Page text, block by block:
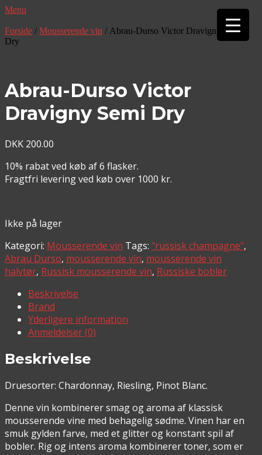
Menu
Forside / Mousserende vin / Abrau-Durso Victor Dravigny Semi
Dry
Abrau-Durso Victor
Dravigny Semi Dry
DKK 200.00
10% rabat ved køb af 6 flasker.
Fragtfri levering ved køb over 1000 kr.
Ikke på lager
Kategori: Mousserende vin Tags: "russisk champagne",
Abrau Durso, mousserende vin, mousserende vin
halvtør, Russisk mousserende vin, Russiske bobler
Beskrivelse
Brand
Yderligere information
Anmeldelser (0)
Beskrivelse
Druesorter: Chardonnay, Riesling, Pinot Blanc.
Denne vin kombinerer smag og aroma af klassisk
mousserende vine med behagelig sødme. Vinen har en
smuk gylden farve, med et glitter og konstant spil af
bobler. Rig og intens aroma kombinerer toner, som er
▼
▼